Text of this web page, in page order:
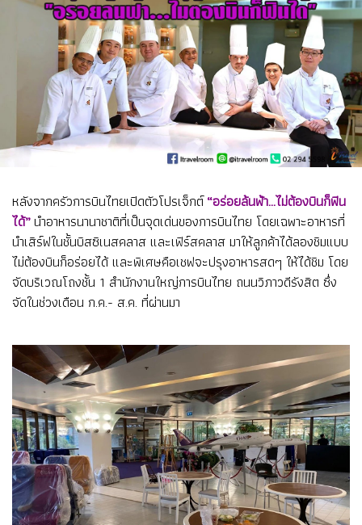
หลังจากครัวการบินไทยเปิดตัวโปรเจ็กต์“อร่อยล้นฟ้า...ไม่ต้องบินก็ฟิน
ได้”นำอาหารนานาชาติที่เป็นจุดเด่นของการบินไทย โดยเฉพาะอาหารที่
นำเสิร์ฟในชั้นบิสซิเนสคลาส และเฟิร์สคลาส มาให้ลูกค้าได้ลองชิมแบบ
ไม่ต้องบินก็อร่อยได้ และพิเศษคือเชฟจะปรุงอาหารสดๆ ให้ได้ชิม โดย
จัดบริเวณโถงชั้น 1 สำนักงานใหญ่การบินไทย ถนนวิภาวดีรังสิต ซึ่ง
จัดในช่วงเดือน ก.ค.- ส.ค. ที่ผ่านมา